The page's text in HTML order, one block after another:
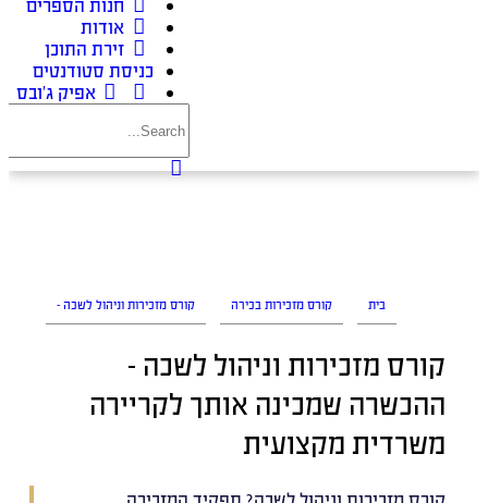
חנות הספרים
אודות
זירת התוכן
כניסת סטודנטים
אפיק ג’ובס
בית קורס מזכירות בכירה קורס מזכירות וניהול לשכה –
קורס מזכירות וניהול לשכה –
ההכשרה שמכינה אותך לקריירה
משרדית מקצועית